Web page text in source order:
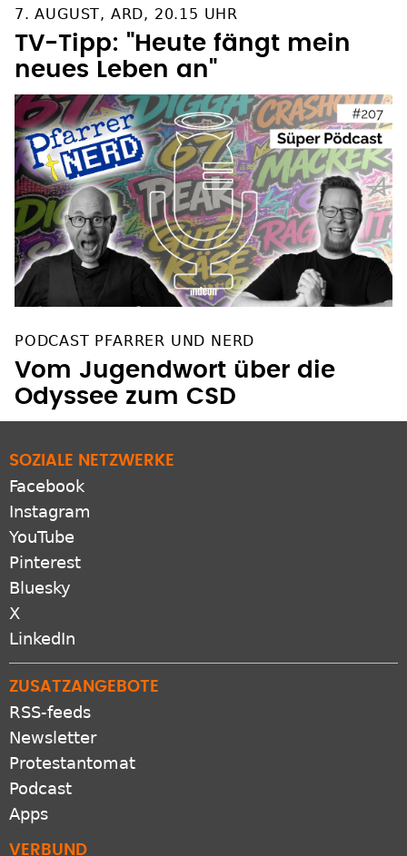
7. AUGUST, ARD, 20.15 UHR
TV-Tipp: "Heute fängt mein
neues Leben an"
PODCAST PFARRER UND NERD
Vom Jugendwort über die
Odyssee zum CSD
SOZIALE NETZWERKE
Facebook
Instagram
YouTube
Pinterest
Bluesky
X
LinkedIn
ZUSATZANGEBOTE
RSS-feeds
Newsletter
Protestantomat
Podcast
Apps
VERBUND